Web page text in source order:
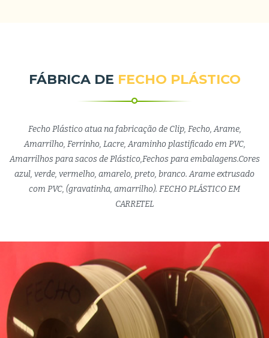
FÁBRICA DE FECHO PLÁSTICO
Fecho Plástico atua na fabricação de Clip, Fecho, Arame,
Amarrilho, Ferrinho, Lacre, Araminho plastificado em PVC,
Amarrilhos para sacos de Plástico,Fechos para embalagens.Cores
azul, verde, vermelho, amarelo, preto, branco. Arame extrusado
com PVC, (gravatinha, amarrilho). FECHO PLÁSTICO EM
CARRETEL